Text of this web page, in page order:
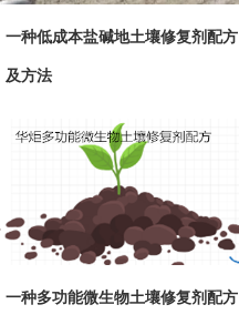
一种低成本盐碱地土壤修复剂配方
及方法
一种多功能微生物土壤修复剂配方